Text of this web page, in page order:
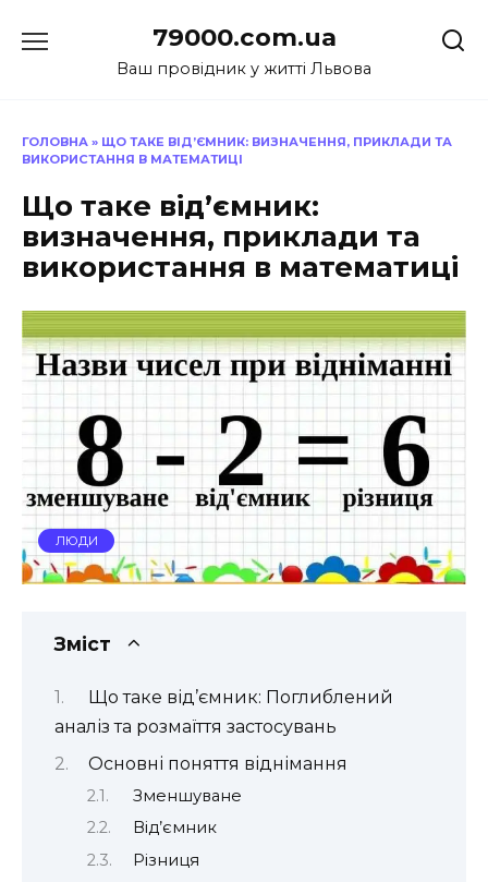
до
79000.com.ua
Ваш провідник у житті Львова
ГОЛОВНА » ЩО ТАКЕ ВІД’ЄМНИК: ВИЗНАЧЕННЯ, ПРИКЛАДИ ТА
ВИКОРИСТАННЯ В МАТЕМАТИЦІ
Що таке від’ємник:
визначення, приклади та
використання в математиці
ЛЮДИ
Зміст
Що таке від’ємник: Поглиблений
аналіз та розмаїття застосувань
Основні поняття віднімання
Зменшуване
Від’ємник
Різниця